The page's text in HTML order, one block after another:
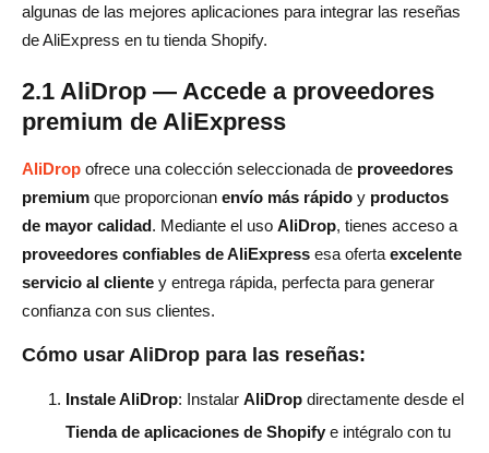
algunas de las mejores aplicaciones para integrar las reseñas
de AliExpress en tu tienda Shopify.
2.1 AliDrop — Accede a proveedores
premium de AliExpress
AliDrop ofrece una colección seleccionada de proveedores
premium que proporcionan envío más rápido y productos
de mayor calidad. Mediante el uso AliDrop, tienes acceso a
proveedores confiables de AliExpress esa oferta excelente
servicio al cliente y entrega rápida, perfecta para generar
confianza con sus clientes.
Cómo usar AliDrop para las reseñas:
Instale AliDrop: Instalar AliDrop directamente desde el
Tienda de aplicaciones de Shopify e intégralo con tu